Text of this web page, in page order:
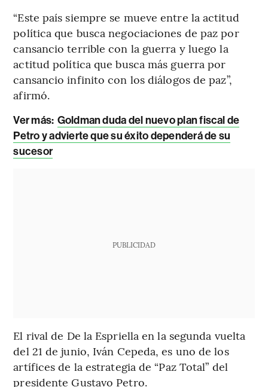
“Este país siempre se mueve entre la actitud
política que busca negociaciones de paz por
cansancio terrible con la guerra y luego la
actitud política que busca más guerra por
cansancio infinito con los diálogos de paz”,
afirmó.
Ver más: Goldman duda del nuevo plan fiscal de
Petro y advierte que su éxito dependerá de su
sucesor
PUBLICIDAD
El rival de De la Espriella en la segunda vuelta
del 21 de junio, Iván Cepeda, es uno de los
artífices de la estrategia de “Paz Total” del
presidente Gustavo Petro.